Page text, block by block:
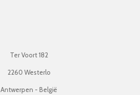
Ter Voort 182
2260 Westerlo
Antwerpen - België